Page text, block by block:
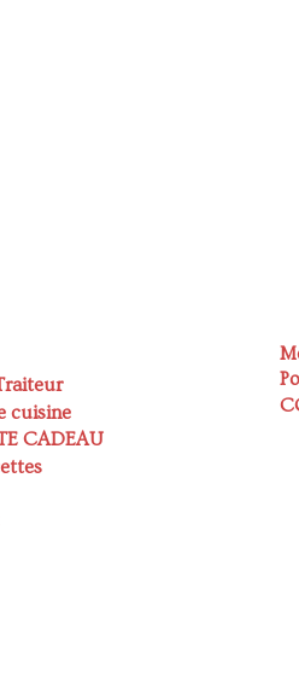
cuisine
CADEAU